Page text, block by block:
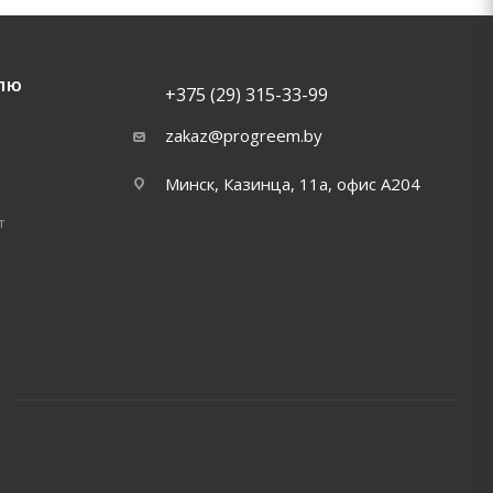
+375 (29) 315-33-99
zakaz@progreem.by
Минск, Казинца, 11а, офис А204